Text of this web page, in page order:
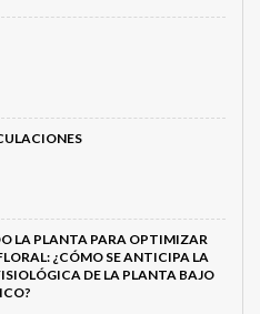
LA PLANTA PARA OPTIMIZAR
¿CÓMO SE ANTICIPA LA
DE LA PLANTA BAJO